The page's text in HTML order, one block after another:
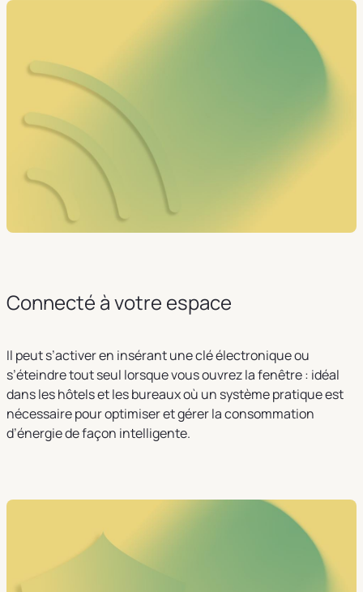
Connecté à votre espace
Il peut s’activer en insérant une clé électronique ou
s’éteindre tout seul lorsque vous ouvrez la fenêtre : idéal
dans les hôtels et les bureaux où un système pratique est
nécessaire pour optimiser et gérer la consommation
d’énergie de façon intelligente.